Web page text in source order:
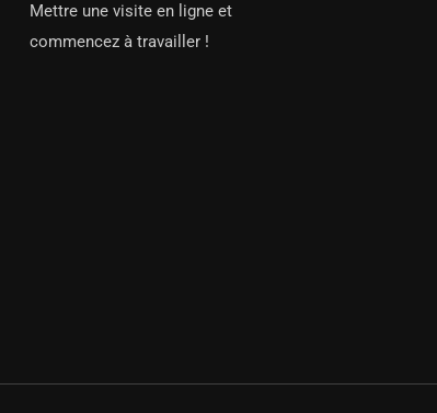
Mettre une visite en ligne et
commencez à travailler !